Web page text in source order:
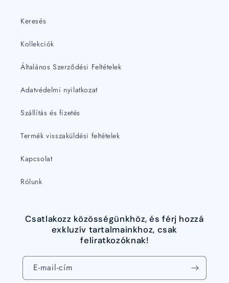
Keresés
Kollekciók
Általános Szerződési Feltételek
Adatvédelmi nyilatkozat
Szállítás és fizetés
Termék visszaküldési feltételek
Kapcsolat
Rólunk
Csatlakozz közösségünkhöz, és férj hozzá
exkluzív tartalmainkhoz, csak
feliratkozóknak!
E-mail-cím